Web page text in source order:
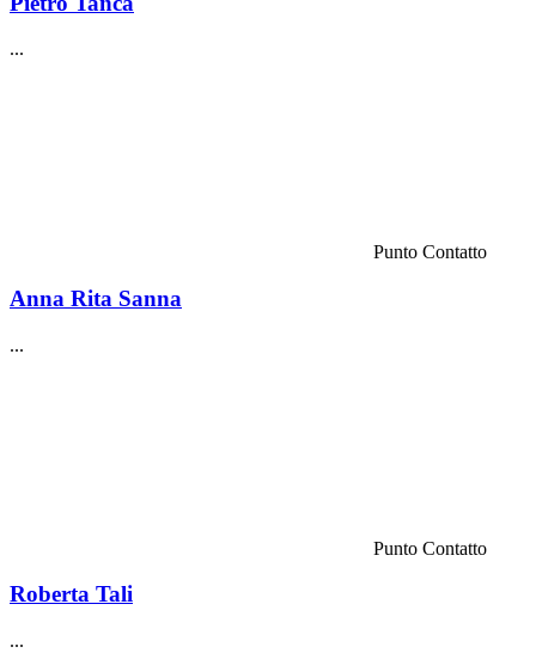
...
Punto Contatto
Anna Rita Sanna
...
Punto Contatto
Roberta Tali
...